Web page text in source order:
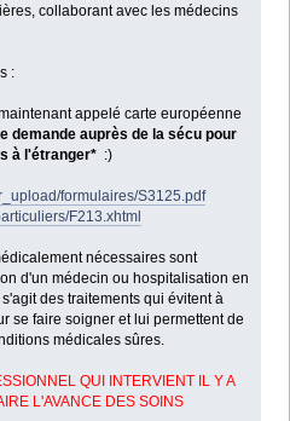
collaborant avec les médecins
:
appelé carte européenne
demande auprès de la sécu pour
à l'étranger* :)
formulaires/S3125.pdf
F213.xhtml
nécessaires sont
d'un médecin ou hospitalisation en
des traitements qui évitent à
se faire soigner et lui permettent de
médicales sûres.
QUI INTERVIENT IL Y A
L'AVANCE DES SOINS